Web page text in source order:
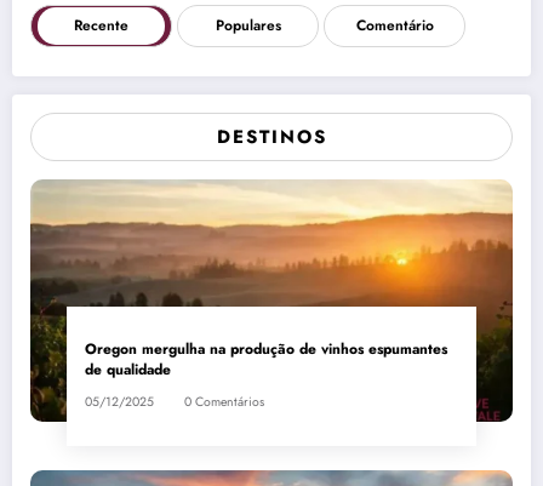
Recente Populares Comentário
DESTINOS
Oregon mergulha na produção de vinhos espumantes
de qualidade
05/12/2025 0 Comentários